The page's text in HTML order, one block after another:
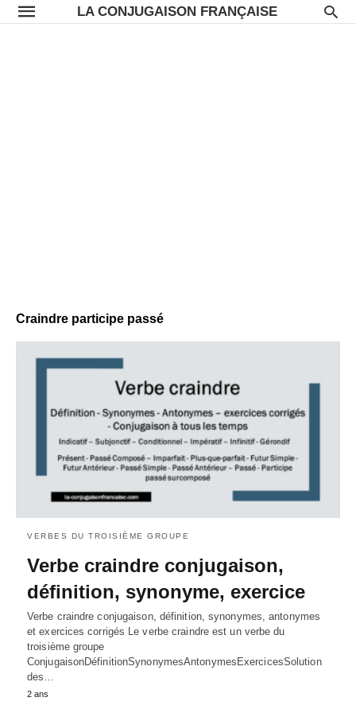
LA CONJUGAISON FRANÇAISE
Craindre participe passé
VERBES DU TROISIÈME GROUPE
Verbe craindre conjugaison,
définition, synonyme, exercice
Verbe craindre conjugaison, définition, synonymes, antonymes
et exercices corrigés Le verbe craindre est un verbe du
troisième groupe
ConjugaisonDéfinitionSynonymesAntonymesExercicesSolution
des…
2 ans